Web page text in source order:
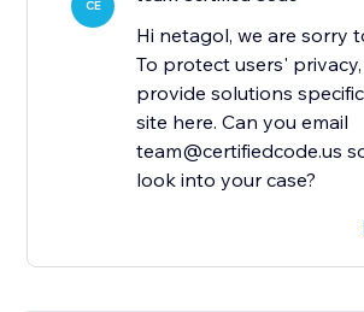
CE
Hi netagol, we are sorry
To protect users'
provide solutions
site here. Can you email
team@certifiedcode.us